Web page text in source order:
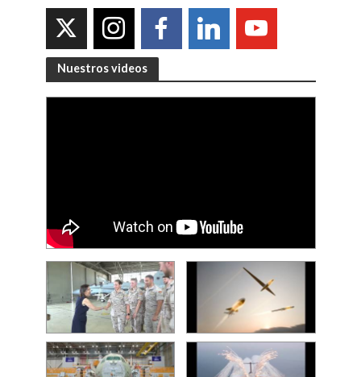
Nuestros videos